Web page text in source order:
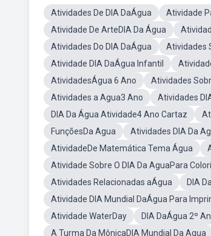
Atividades De DIA DaÁgua Atividade
Atividade De ArteDIA Da Água
Atividades Do DIA DaÁgua
Atividades
Atividade DIA DaÁgua Infantil
AtividadesÁgua 6 Ano
Atividades
Atividades a Agua3 Ano
Atividades
DIA Da Água Atividade4 Ano Cartaz
FunçõesDa Agua
Atividades DIA Da
AtividadeDe Matemática Tema Água
Atividade Sobre O DIA Da AguaPara
Atividades Relacionadas aÁgua
DIA
Atividade DIA Mundial DaÁgua Para
Atividade WaterDay
DIA DaÁgua 2º
A Turma Da MônicaDIA Mundial Da Agua